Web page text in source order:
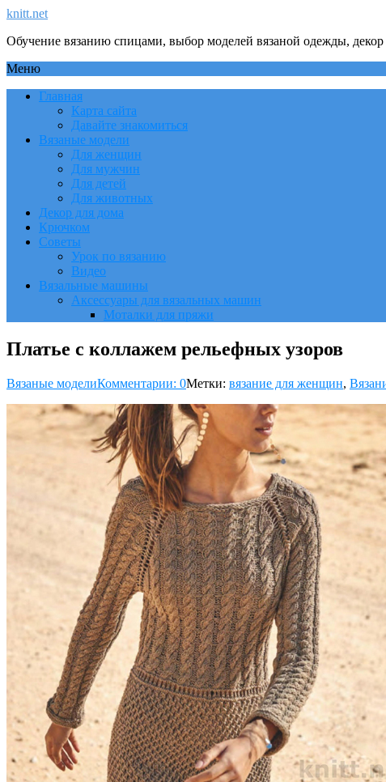
knitt.net
Обучение вязанию спицами, выбор моделей вязаной одежды, декор
Меню
Главная
Карта сайта
Давайте знакомиться
Вязаные модели
Для женщин
Для мужчин
Для детей
Для животных
Декор для дома
Крючком
Советы
Урок по вязанию
Видео
Вязальные машины
Аксессуары для вязальных машин
Моталки для пряжи
Платье с коллажем рельефных узоров
Вязаные моделиКомментарии: 0Метки: вязание для женщин,